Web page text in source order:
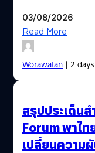
03/08/2026
Read More
Worawalan| 2
สรุปประเด็น
Forum พาไท
เปลี่ยนความ